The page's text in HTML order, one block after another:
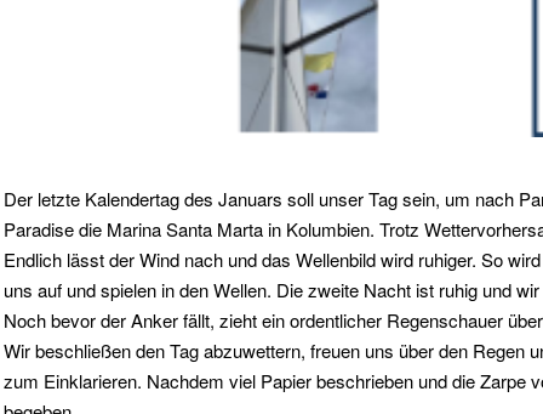
Der letzte Kalendertag des Januars soll unser Tag sein, um nach
Paradise die Marina Santa Marta in Kolumbien. Trotz
Endlich lässt der Wind nach und das Wellenbild wird ruhiger. So
uns auf und spielen in den Wellen. Die zweite Nacht ist ruhig und
Noch bevor der Anker fällt, zieht ein ordentlicher Regenschauer
Wir beschließen den Tag abzuwettern, freuen uns über den
zum Einklarieren. Nachdem viel Papier beschrieben und die